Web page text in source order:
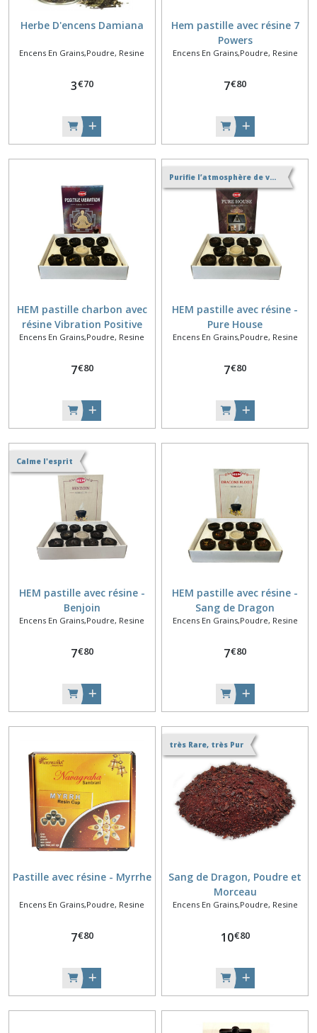
Herbe D'encens Damiana
Encens En Grains,Poudre, Resine
3€70
Hem pastille avec résine 7
Powers
Encens En Grains,Poudre, Resine
7€80
HEM pastille charbon avec
résine Vibration Positive
Encens En Grains,Poudre, Resine
7€80
Purifie l’atmosphère de votre maison
HEM pastille avec résine -
Pure House
Encens En Grains,Poudre, Resine
7€80
Calme l'esprit
HEM pastille avec résine -
Benjoin
Encens En Grains,Poudre, Resine
7€80
HEM pastille avec résine -
Sang de Dragon
Encens En Grains,Poudre, Resine
7€80
Pastille avec résine - Myrrhe
Encens En Grains,Poudre, Resine
7€80
très Rare, très Pur
Sang de Dragon, Poudre et
Morceau
Encens En Grains,Poudre, Resine
10€80